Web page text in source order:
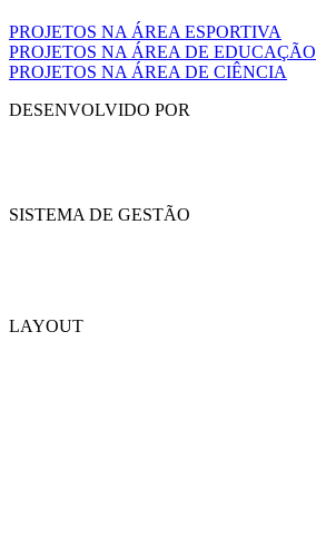
PROJETOS NA ÁREA ESPORTIVA
PROJETOS NA ÁREA DE EDUCAÇÃO
PROJETOS NA ÁREA DE CIÊNCIA
DESENVOLVIDO POR
SISTEMA DE GESTÃO
LAYOUT